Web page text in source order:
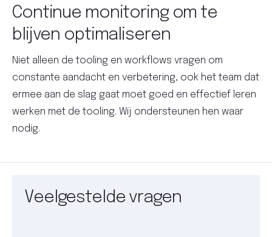
Continue monitoring om te
blijven optimaliseren
Niet alleen de tooling en workflows vragen om
constante aandacht en verbetering, ook het team dat
ermee aan de slag gaat moet goed en effectief leren
werken met de tooling. Wij ondersteunen hen waar
nodig.
Veelgestelde vragen